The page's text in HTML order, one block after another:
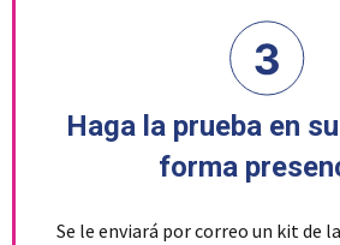
Haga la prueba en
forma
Se le enviará por correo un kit de